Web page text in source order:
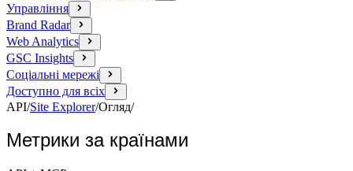
Управління
Brand Radar
Web Analytics
GSC Insights
Соціальні мережі
Доступно для всіх
API/Site Explorer/Огляд/
Метрики за країнами